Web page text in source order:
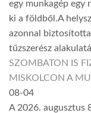
egy munkagép
ki a földből.A
azonnal
tűzszerész
SZOMBATON IS
MISKOLCON A
08-04
A 2026. augusztus